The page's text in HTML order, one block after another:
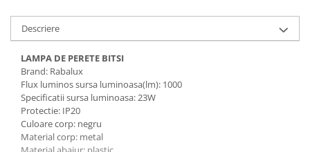
Niloe alb
Valena ivoar
Produse electronice
Adaptoare
Lampi de lucru, sport, hobby
Cantare
Electronice
Descriere
LAMPA DE PERETE BITSI
Brand: Rabalux
Flux luminos sursa luminoasa(lm): 1000
Specificatii sursa luminoasa: 23W
Protectie: IP20
Culoare corp: negru
Material corp: metal